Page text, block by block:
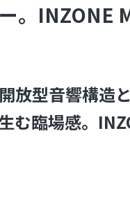
。INZONE
放型音響構造
む臨場感。